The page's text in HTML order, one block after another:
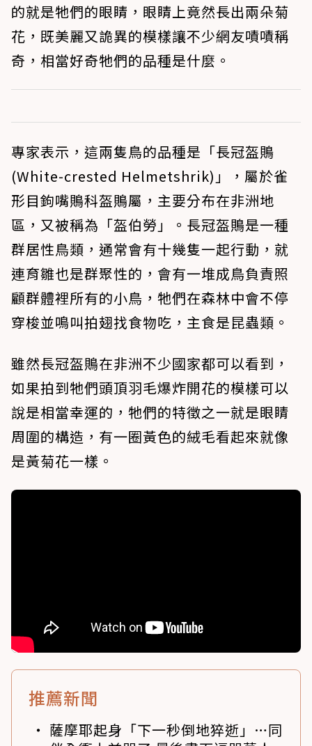
的就是牠們的眼睛，眼睛上竟然長出兩朵菊
花，既美麗又詭異的模樣讓不少網友嘖嘖稱
奇，相當好奇牠們的品種是什麼。
專家表示，這兩隻鳥的品種是「長冠盔鵙
(White-crested Helmetshrik)」，屬於雀
形目鉤嘴鵙科盔鵙屬，主要分布在非洲地
區，又被稱為「盔伯勞」。長冠盔鵙是一種
群居性鳥類，通常會有十幾隻一起行動，就
連育雛也是群聚性的，會有一堆成鳥負責照
顧群體裡所有的小鳥，牠們在森林中會不停
穿梭並鳴叫拍翅找食物吃，主食是昆蟲類。
雖然長冠盔鵙在非洲不少國家都可以看到，
如果拍到牠們頭頂羽毛爆炸開花的模樣可以
說是相當幸運的，牠們的特徵之一就是眼睛
周圍的構造，有一圈黃色的絨毛看起來就像
是黃菊花一樣。
推薦新聞
薩摩耶起身「下一秒倒地猝逝」…同